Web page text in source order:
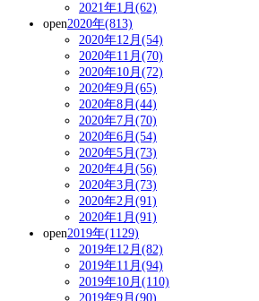
2021年1月(62)
open2020年(813)
2020年12月(54)
2020年11月(70)
2020年10月(72)
2020年9月(65)
2020年8月(44)
2020年7月(70)
2020年6月(54)
2020年5月(73)
2020年4月(56)
2020年3月(73)
2020年2月(91)
2020年1月(91)
open2019年(1129)
2019年12月(82)
2019年11月(94)
2019年10月(110)
2019年9月(90)